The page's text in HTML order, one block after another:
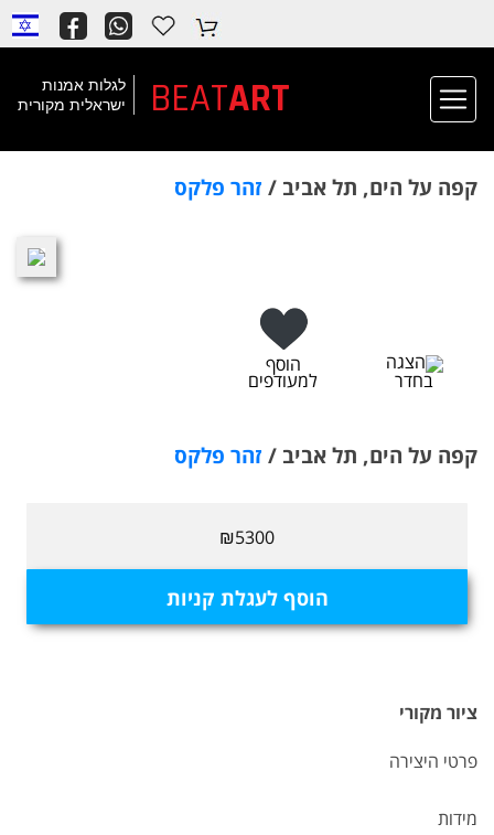
לגלות אמנות
ישראלית מקורית
ART
BEAT
קפה על הים, תל אביב / זהר פלקס
הצגה
בחדר
הוסף
למעודפים
קפה על הים, תל אביב / זהר פלקס
₪5300
הוסף לעגלת קניות
ציור מקורי
פרטי היצירה
מידות